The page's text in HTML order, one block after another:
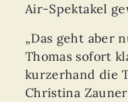
Air-Spektakel
„Das geht aber
Thomas sofort
kurzerhand die
Christina